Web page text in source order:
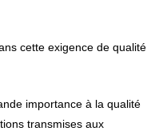
cette exigence de qualité
importance à la qualité
transmises aux